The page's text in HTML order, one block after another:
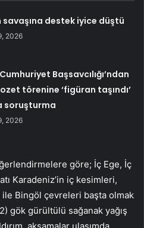
savaşına destek iyice düştü
2026
Başsavcılığı’ndan
törenine ‘figüran taşındı’
soruşturma
2026
göre; İç Ege, İç
Karadeniz’in iç kesimleri,
Bingöl çevreleri başta olmak
gök gürültülü sağanak yağış
aksamalar ulaşımda,